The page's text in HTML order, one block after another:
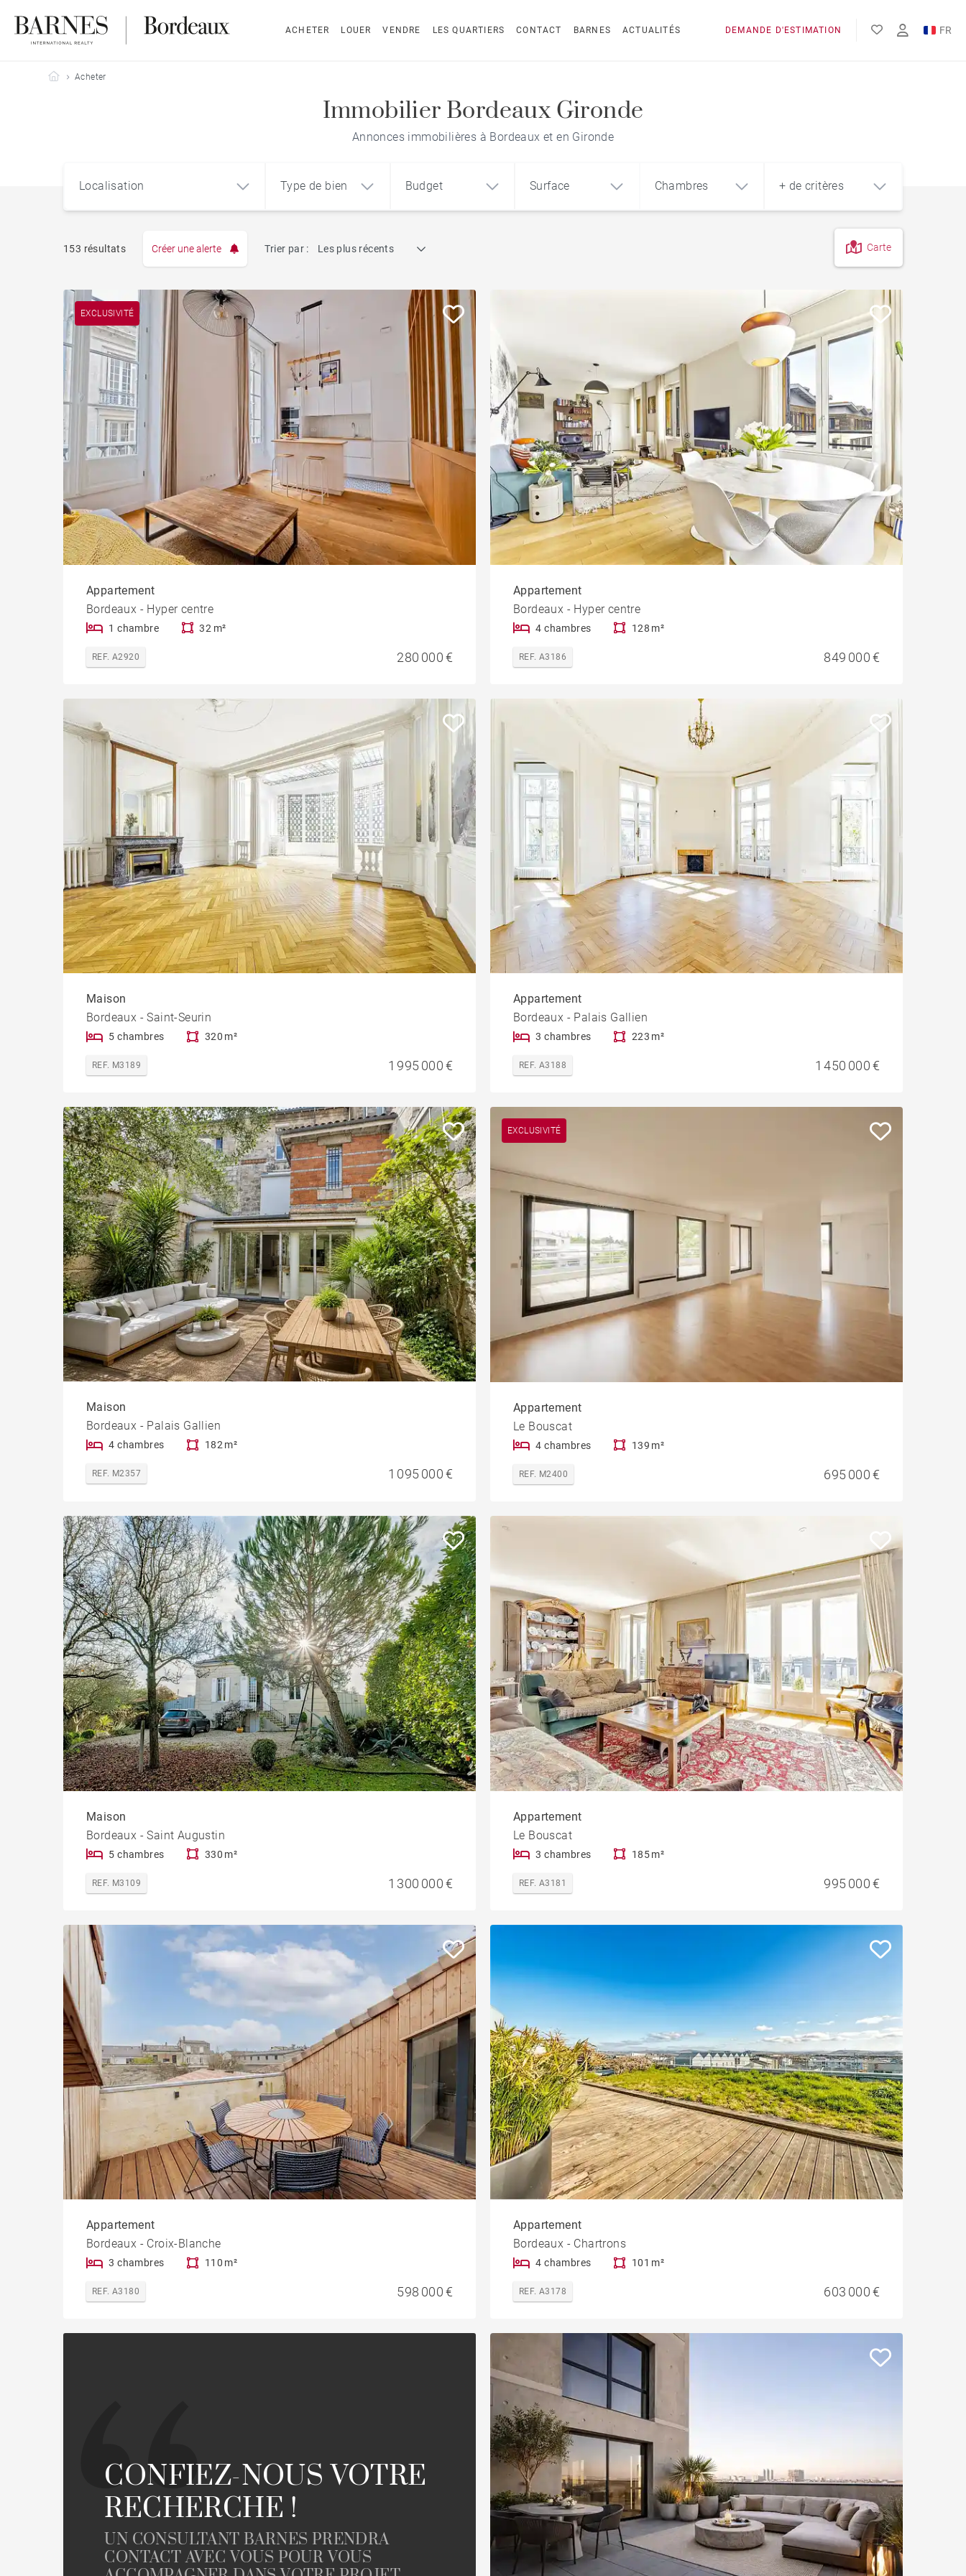
ACHETER LOUER VENDRE LES QUARTIERS CONTACT BARNES ACTUALITÉS DEMANDE D'ESTIMATION
FR
Barnes Bordeaux
Acheter
Immobilier Bordeaux Gironde
Annonces immobilières à Bordeaux et en Gironde
Localisation Type de bien
Appartement Maison Loft
Château
Bureau et
commerce
Immeuble
Propriété
Budget Surface Chambres + de critères
Salle de sport Salle cinéma
Ascenseur
Patio Dépendance
Vue dégagée Exclusivité
Cheminée Vue Garonne
À rénover Balcon
Climatisation Parc
153 résultats Créer une alerte Trier par : Les plus récents Carte
EXCLUSIVITÉ
Appartement
Bordeaux - Hyper centre
1 chambre 32 m²
REF. A2920 280 000 €
Appartement
Bordeaux - Hyper centre
4 chambres 128 m²
REF. A3186 849 000 €
Maison
Bordeaux - Saint-Seurin
5 chambres 320 m²
REF. M3189 1 995 000 €
Appartement
Bordeaux - Palais Gallien
3 chambres 223 m²
REF. A3188 1 450 000 €
Maison
Bordeaux - Palais Gallien
4 chambres 182 m²
REF. M2357 1 095 000 €
EXCLUSIVITÉ
Appartement
Le Bouscat
4 chambres 139 m²
REF. M2400 695 000 €
Maison
Bordeaux - Saint Augustin
5 chambres 330 m²
REF. M3109 1 300 000 €
Appartement
Le Bouscat
3 chambres 185 m²
REF. A3181 995 000 €
Appartement
Bordeaux - Croix-Blanche
3 chambres 110 m²
REF. A3180 598 000 €
Appartement
Bordeaux - Chartrons
4 chambres 101 m²
REF. A3178 603 000 €
CONFIEZ-NOUS VOTRE
RECHERCHE !
UN CONSULTANT BARNES PRENDRA
CONTACT AVEC VOUS POUR VOUS